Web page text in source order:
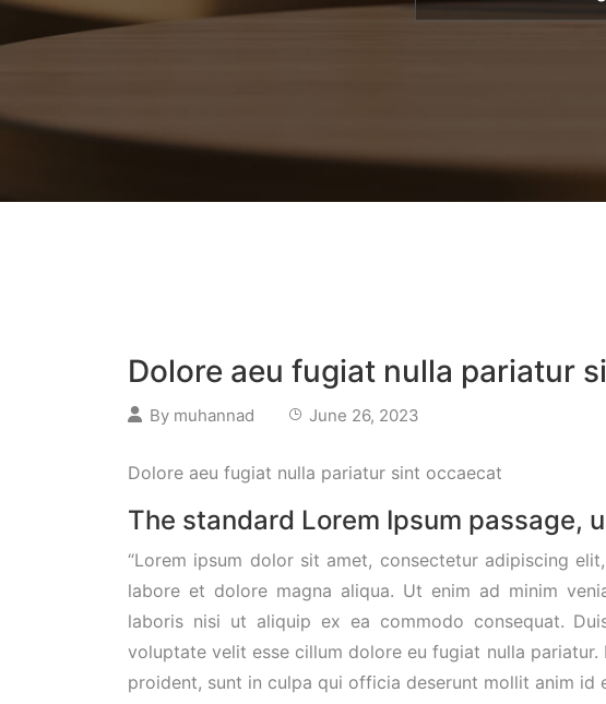
Dolore aeu fugiat nulla pariatur
By muhannad June 26, 2023
Dolore aeu fugiat nulla pariatur sint occaecat
The standard Lorem Ipsum passage,
“Lorem ipsum dolor sit amet, consectetur adipiscing
labore et dolore magna aliqua. Ut enim ad minim
laboris nisi ut aliquip ex ea commodo consequat.
voluptate velit esse cillum dolore eu fugiat nulla
proident, sunt in culpa qui officia deserunt mollit anim id